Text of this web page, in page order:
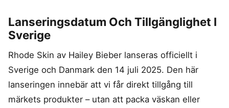
Lanseringsdatum Och Tillgänglighet I
Sverige
Rhode Skin av Hailey Bieber lanseras officiellt i
Sverige och Danmark den 14 juli 2025. Den här
lanseringen innebär att vi får direkt tillgång till
märkets produkter – utan att packa väskan eller